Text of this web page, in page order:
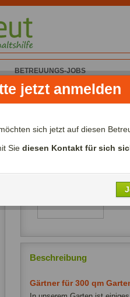
BETREUUNGS-JOBS
für Haus und Garten
In
Beschreibung
Gärtner für 300 qm
jetzt anmelden
sich jetzt auf diesen
Sie diesen Kontakt für sich